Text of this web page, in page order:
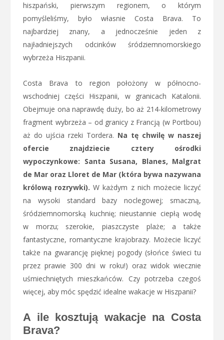
hiszpański, pierwszym regionem, o którym
pomyśleliśmy, było własnie Costa Brava. To
najbardziej znany, a jednocześnie jeden z
najładniejszych odcinków śródziemnomorskiego
wybrzeża Hiszpanii.
Costa Brava to region położony w północno-
wschodniej części Hiszpanii, w granicach Katalonii.
Obejmuje ona naprawdę duży, bo aż 214-kilometrowy
fragment wybrzeża – od granicy z Francją (w Portbou)
aż do ujścia rzeki Tordera. Na tę chwilę w naszej
ofercie znajdziecie cztery ośrodki
wypoczynkowe: Santa Susana, Blanes, Malgrat
de Mar oraz Lloret de Mar (która bywa nazywana
królową rozrywki). W każdym z nich możecie liczyć
na wysoki standard bazy noclegowej; smaczną,
śródziemnomorską kuchnię; nieustannie ciepłą wodę
w morzu; szerokie, piaszczyste plaże; a także
fantastyczne, romantyczne krajobrazy. Możecie liczyć
także na gwarancję pięknej pogody (słońce świeci tu
przez prawie 300 dni w roku!) oraz widok wiecznie
uśmiechniętych mieszkańców. Czy potrzeba czegoś
więcej, aby móc spędzić idealne wakacje w Hiszpanii?
A ile kosztują wakacje na Costa
Brava?